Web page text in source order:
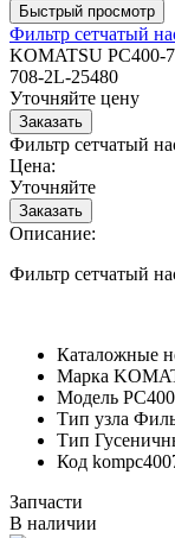
Фильтр сетчатый
KOMATSU PC400-7
708-2L-25480
Уточняйте цену
Фильтр сетчатый
Цена:
Уточняйте
Описание:
Фильтр сетчатый
Каталожные
Марка
Модель
Тип узла
Тип
Код
Запчасти
В наличии